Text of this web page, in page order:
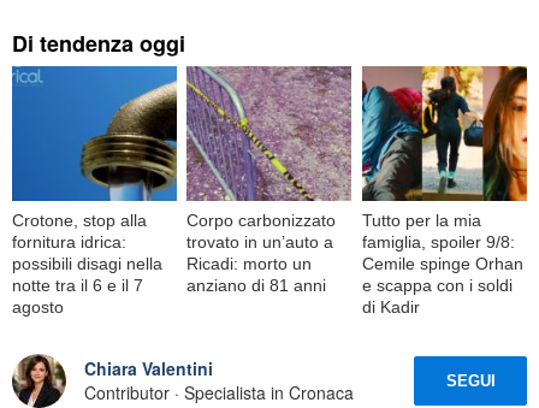
Di tendenza oggi
Crotone, stop alla
fornitura idrica:
possibili disagi nella
notte tra il 6 e il 7
agosto
Corpo carbonizzato
trovato in un’auto a
Ricadi: morto un
anziano di 81 anni
Tutto per la mia
famiglia, spoiler 9/8:
Cemile spinge Orhan
e scappa con i soldi
di Kadir
Chiara Valentini
Contributor · Specialista in Cronaca
SEGUI